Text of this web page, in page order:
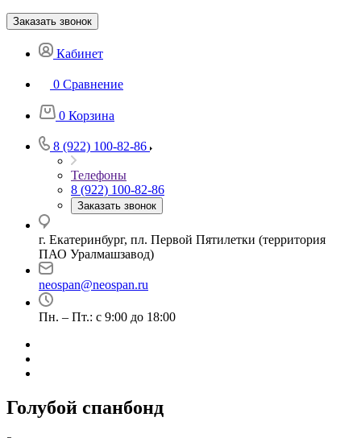
Заказать звонок
Кабинет
0 Сравнение
0 Корзина
8 (922) 100-82-86
Телефоны
8 (922) 100-82-86
Заказать звонок
г. Екатеринбург, пл. Первой Пятилетки (территория
ПАО Уралмашзавод)
neospan@neospan.ru
Пн. – Пт.: с 9:00 до 18:00
Голубой спанбонд